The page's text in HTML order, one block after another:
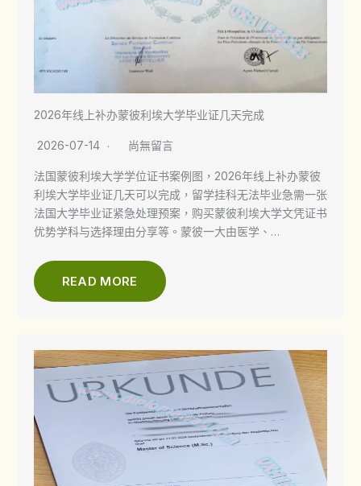
2026年线上补办蒙彼利埃大学毕业证几天完成
2026-07-14 尚無留言
法国蒙彼利埃大学学位证书案例图，2026年线上补办蒙彼
利埃大学毕业证几天可以完成，留学挂科无法毕业急需一张
法国大学毕业证紧急处理预案，购买蒙彼利埃大学文凭证书
优势学科与选择理由分享等。蒙彼一大由医学、…
READ MORE